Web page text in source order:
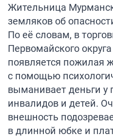
Жительница
земляков об
По её словам, в
Первомайского
появляется пожилая
с помощью
выманивает деньги у
инвалидов и детей.
внешность
в длинной юбке и